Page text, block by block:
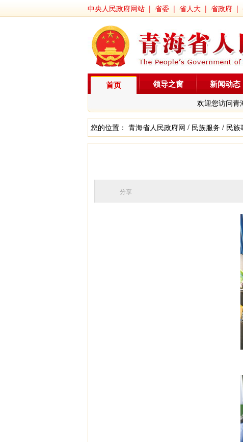
中央人民政府网站 | 省委 | 省人大 | 省政府 |
首页
欢迎您访问青
领导之窗 新闻动态
您的位置： 青海省人民政府网 / 民族服务 / 民族
分享